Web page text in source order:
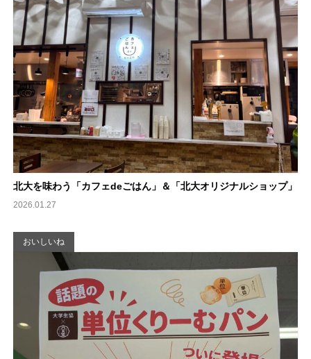
北大を味わう「カフェdeごはん」＆「北大オリジナルショップ」
2026.01.27
おいしいね